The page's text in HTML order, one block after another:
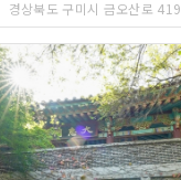
경상북도 구미시 금오산로 419